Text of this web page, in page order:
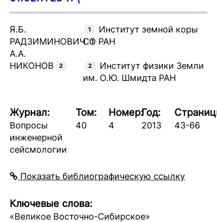
Я.Б.
РАДЗИМИНОВИЧ
1
А.А.
НИКОНОВ
2
1
Институт земной коры
СО РАН
2
Институт физики Земли
им. О.Ю. Шмидта РАН
Журнал:
Вопросы
инженерной
сейсмологии
Том:
40
Номер:
4
Год:
2013 43-66
Показать библиографическую ссылку
Ключевые слова:
«Великое Восточно-Сибирское»